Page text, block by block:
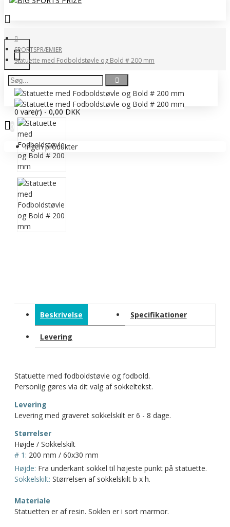
0 vare(r) - 0,00 DKK
Ingen produkter
SPORTSPRÆMIER
Statuette med Fodboldstøvle og Bold # 200 mm
Beskrivelse Specifikationer
Levering
Statuette med fodboldstøvle og fodbold.
Personlig gøres via dit valg af sokkeltekst.
Levering
Levering med graveret sokkelskilt er 6 - 8 dage.
Størrelser
Højde / Sokkelskilt
# 1: 200 mm / 60x30 mm
Højde: Fra underkant sokkel til højeste punkt på statuette.
Sokkelskilt: Størrelsen af sokkelskilt b x h.
Materiale
Statuetten er af resin. Soklen er i sort marmor.